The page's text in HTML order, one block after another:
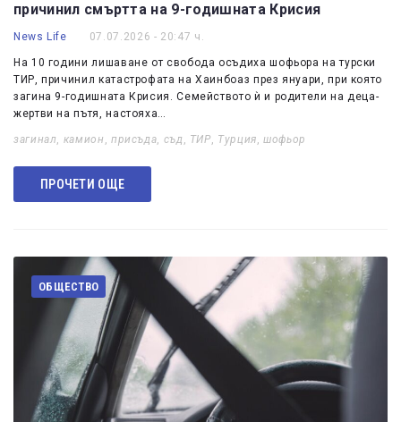
причинил смъртта на 9-годишната Крисия
News Life 07.07.2026 - 20:47 ч.
На 10 години лишаване от свобода осъдиха шофьора на турски
ТИР, причинил катастрофата на Хаинбоаз през януари, при която
загина 9-годишната Крисия. Семейството ѝ и родители на деца-
жертви на пътя, настояха…
загинал, камион , присъда, съд , ТИР, Турция,шофьор
ПРОЧЕТИ ОЩЕ
ОБЩЕСТВО